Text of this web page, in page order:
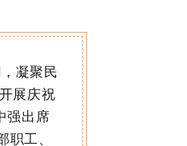
凝聚民
展庆祝
强出席
工、